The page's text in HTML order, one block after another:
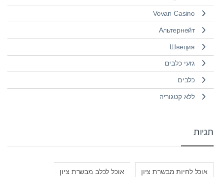
Vovan Casino
Альтернейт
Швеция
גזעי כלבים
כלבים
ללא קטגוריה
תגיות
אוכל לחיות מבשרת ציון אוכל לכלב מבשרת ציון